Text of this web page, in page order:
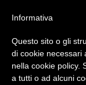
Informativa
Questo sito o gli
di cookie necessari
nella cookie policy.
a tutti o ad alcuni